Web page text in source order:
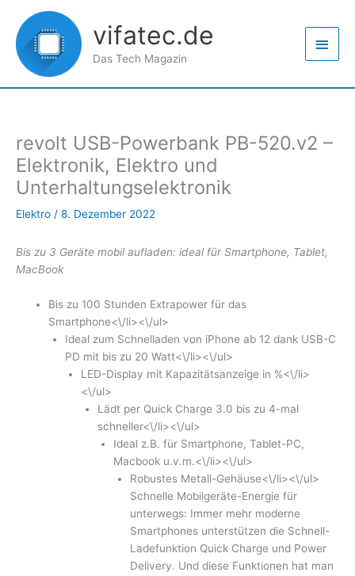
Inhalt
springen
vifatec.de
Das Tech Magazin
revolt USB-Powerbank PB-520.v2 –
Elektronik, Elektro und
Unterhaltungselektronik
Elektro / 8. Dezember 2022
Bis zu 3 Geräte mobil aufladen: ideal für Smartphone, Tablet,
MacBook
Bis zu 100 Stunden Extrapower für das
Smartphone<\/li><\/ul>
Ideal zum Schnelladen von iPhone ab 12 dank USB-C
PD mit bis zu 20 Watt<\/li><\/ul>
LED-Display mit Kapazitätsanzeige in %<\/li>
<\/ul>
Lädt per Quick Charge 3.0 bis zu 4-mal
schneller<\/li><\/ul>
Ideal z.B. für Smartphone, Tablet-PC,
Macbook u.v.m.<\/li><\/ul>
Robustes Metall-Gehäuse<\/li><\/ul>
Schnelle Mobilgeräte-Energie für
unterwegs: Immer mehr moderne
Smartphones unterstützen die Schnell-
Ladefunktion Quick Charge und Power
Delivery. Und diese Funktionen hat man